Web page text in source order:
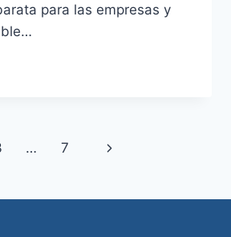
para las empresas y
… 7
Siguiente